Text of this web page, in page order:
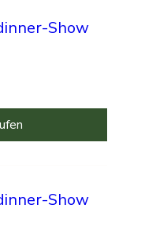
Show
Show